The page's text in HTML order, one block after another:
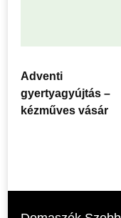
Adventi
gyertyagyújtás –
kézműves vásár